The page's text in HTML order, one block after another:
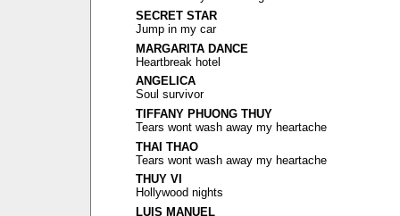
SECRET STAR
Jump in my car
MARGARITA DANCE
Heartbreak hotel
ANGELICA
Soul survivor
TIFFANY PHUONG THUY
Tears wont wash away my heartache
THAI THAO
Tears wont wash away my heartache
THUY VI
Hollywood nights
LUIS MANUEL